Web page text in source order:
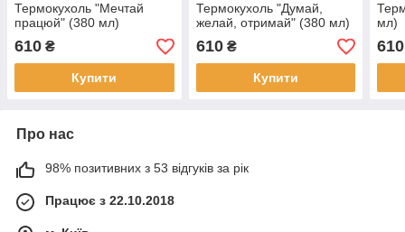
Термокухоль "Мечтай
працюй" (380 мл)
610 ₴
Купити
Термокухоль "Думай,
желай, отримай" (380 мл)
610₴
Купити
мл)
610
Про нас
98% позитивних з 53 відгуків за рік
Працює з 22.10.2018